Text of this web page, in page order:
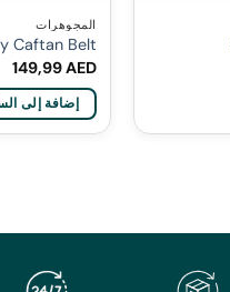
المجوهرات
Caftan Belt
149,99AED
إضافة إلى